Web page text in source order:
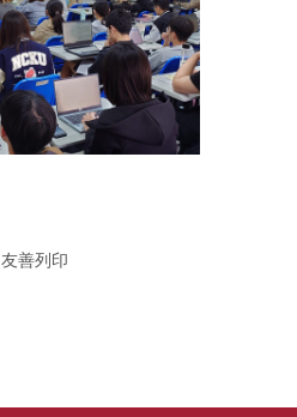
友善列印